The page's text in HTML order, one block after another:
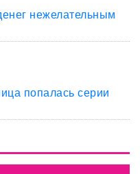
нежелательным
попалась серии